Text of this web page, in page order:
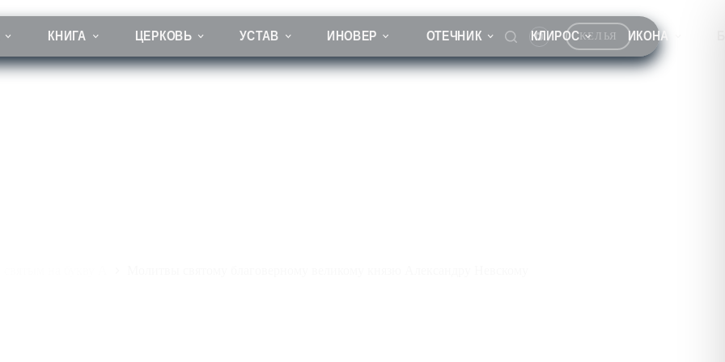
КНИГА ЦЕРКОВЬ УСТАВ ИНОВЕР ОТЕЧНИК КЛИРОС ИКОНА
КЕЛЬЯ